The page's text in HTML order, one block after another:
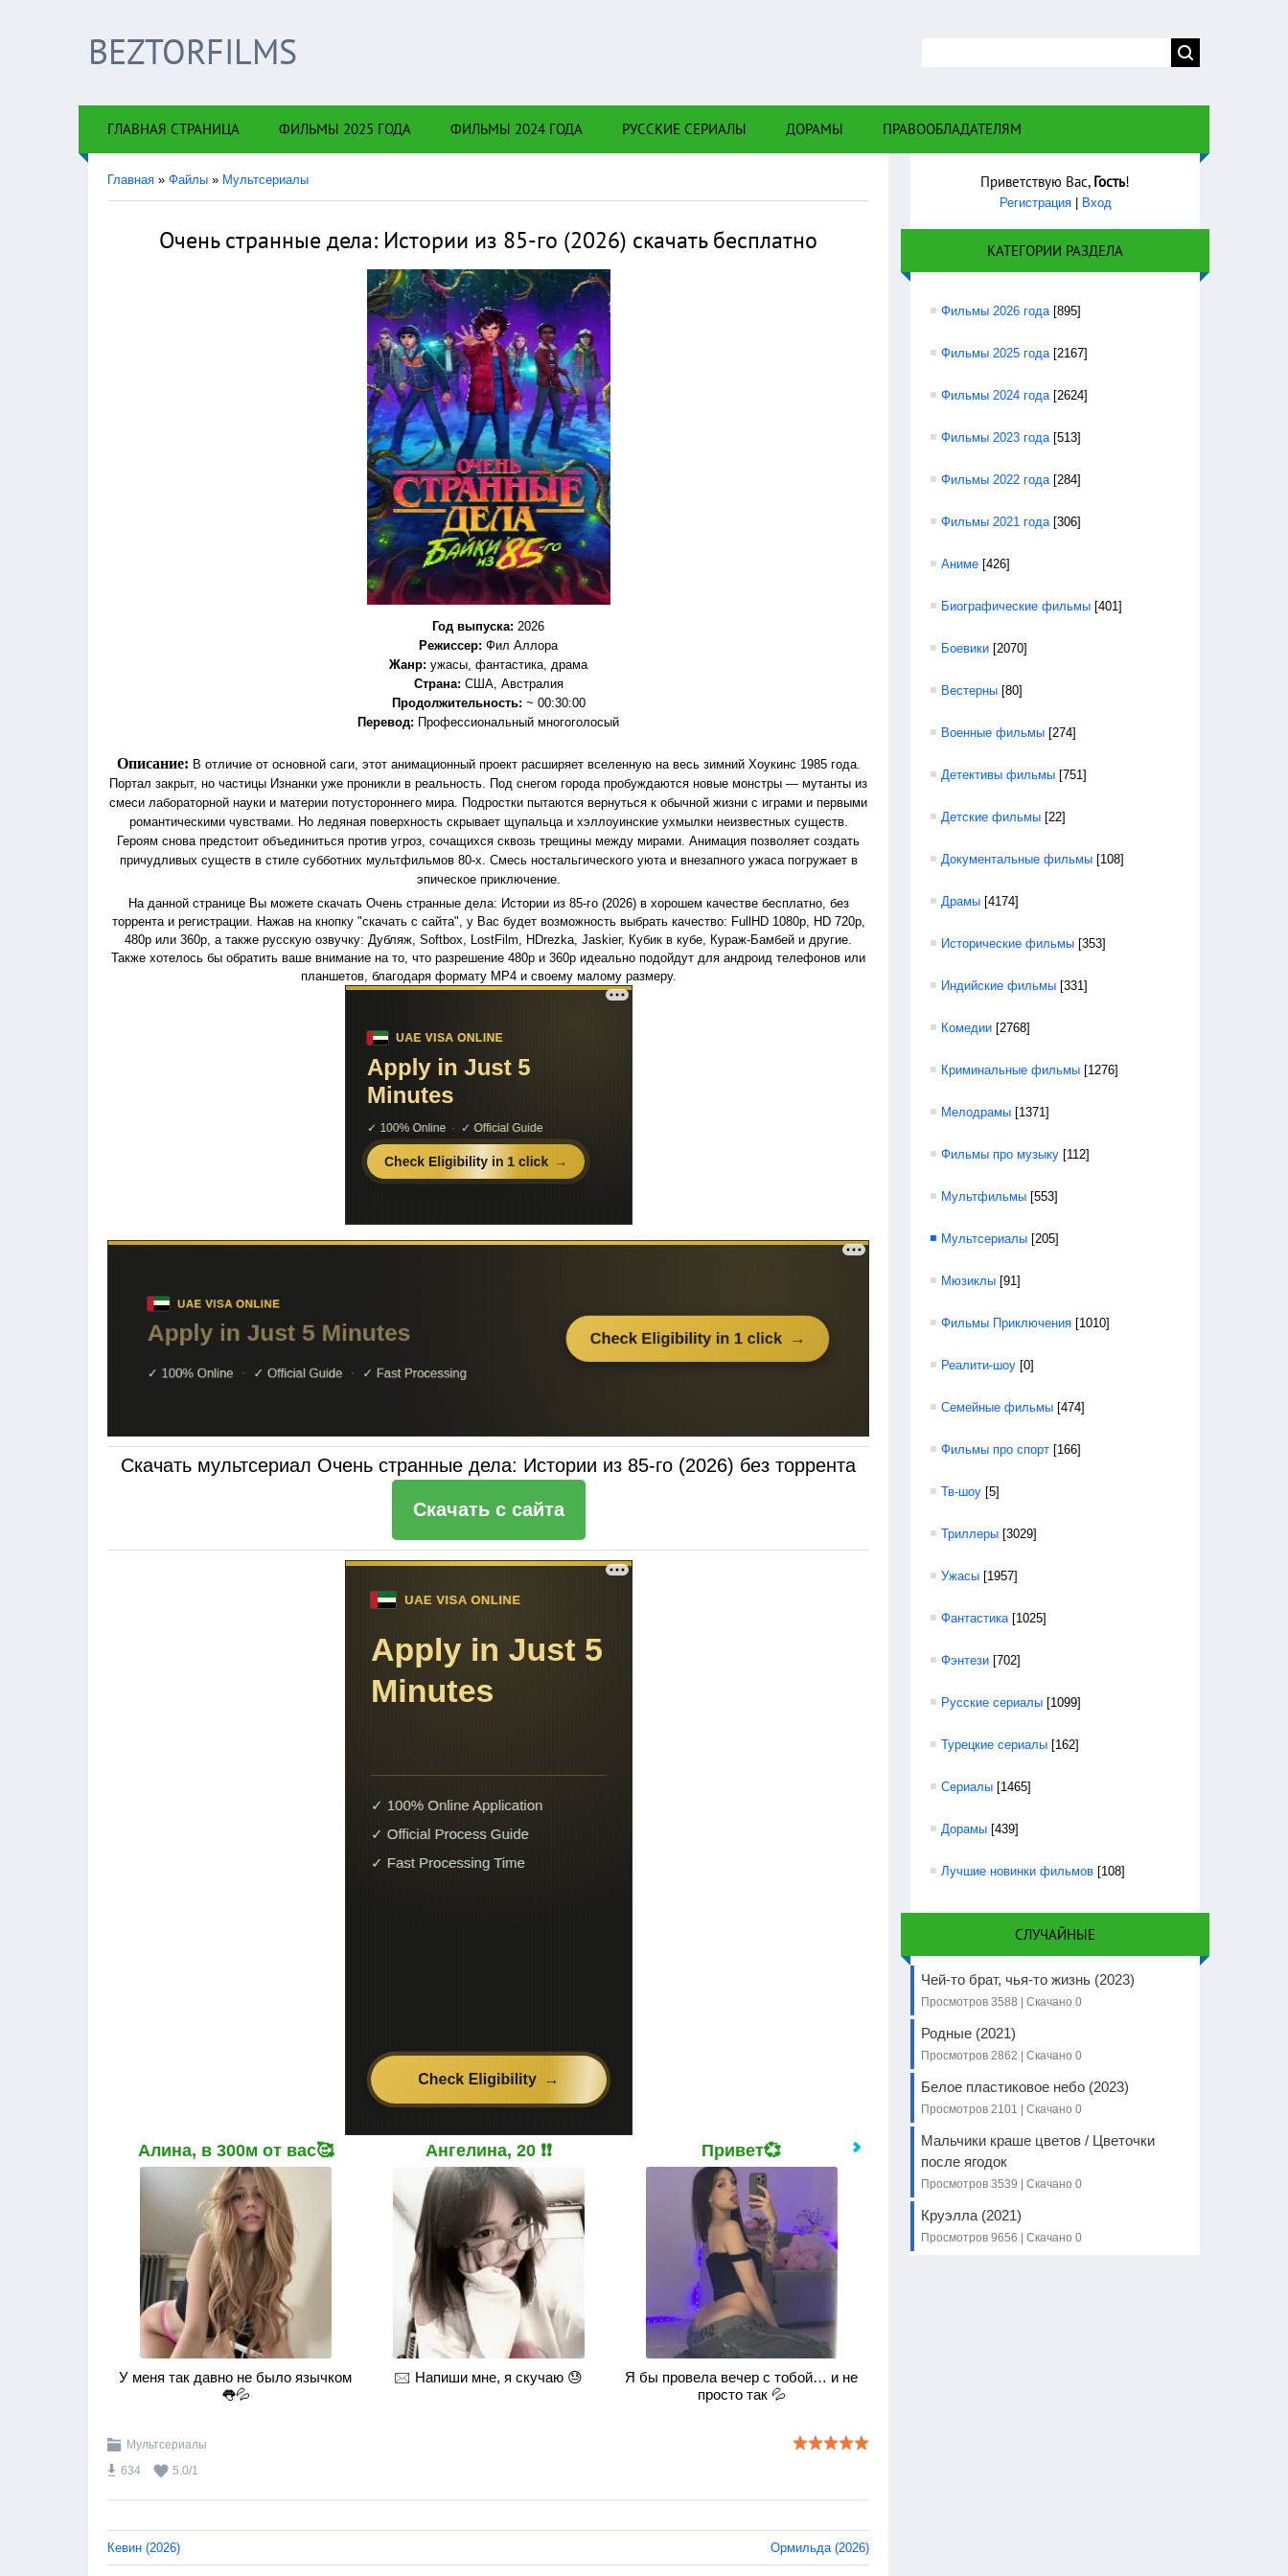
BEZTORFILMS
ГЛАВНАЯ СТРАНИЦА ФИЛЬМЫ 2025 ГОДА ФИЛЬМЫ 2024 ГОДА РУССКИЕ СЕРИАЛЫ ДОРАМЫ ПРАВООБЛАДАТЕЛЯМ
Главная » Файлы » Мультсериалы
Очень странные дела: Истории из 85-го (2026) скачать бесплатно
Год выпуска: 2026
Режиссер: Фил Аллора
Жанр: ужасы, фантастика, драма
Страна: США, Австралия
Продолжительность: ~ 00:30:00
Перевод: Профессиональный многоголосый
Описание: В отличие от основной саги, этот анимационный проект расширяет вселенную на весь зимний Хоукинс 1985 года.
Портал закрыт, но частицы Изнанки уже проникли в реальность. Под снегом города пробуждаются новые монстры — мутанты из
смеси лабораторной науки и материи потустороннего мира. Подростки пытаются вернуться к обычной жизни с играми и первыми
романтическими чувствами. Но ледяная поверхность скрывает щупальца и хэллоуинские ухмылки неизвестных существ.
Героям снова предстоит объединиться против угроз, сочащихся сквозь трещины между мирами. Анимация позволяет создать
причудливых существ в стиле субботних мультфильмов 80-х. Смесь ностальгического уюта и внезапного ужаса погружает в
эпическое приключение.
На данной странице Вы можете скачать Очень странные дела: Истории из 85-го (2026) в хорошем качестве бесплатно, без
торрента и регистрации. Нажав на кнопку "скачать с сайта", у Вас будет возможность выбрать качество: FullHD 1080p, HD 720p,
480p или 360p, а также русскую озвучку: Дубляж, Softbox, LostFilm, HDrezka, Jaskier, Кубик в кубе, Кураж-Бамбей и другие.
Также хотелось бы обратить ваше внимание на то, что разрешение 480p и 360p идеально подойдут для андроид телефонов или
планшетов, благодаря формату MP4 и своему малому размеру.
Скачать мультсериал Очень странные дела: Истории из 85-го (2026) без торрента
Нажмите на в плеере
!!!Если Вы с телефона сперва нажмите на троеточие в правом
Скачать c сайта
Алина, в 300м от вас🥰
У меня так давно не было язычком
👅💦
Ангелина, 20 ❗❗
🖂 Напиши мне, я скучаю 😓
Привет💞
Я бы провела вечер с тобой… и не
просто так 💦
Мультсериалы
634
5.0/1
Кевин (2026) Ормильда (2026)
Приветствую Вас, Гость!
Регистрация| Вход
КАТЕГОРИИ РАЗДЕЛА
Фильмы 2026 года [895]
Фильмы 2025 года [2167]
Фильмы 2024 года [2624]
Фильмы 2023 года [513]
Фильмы 2022 года [284]
Фильмы 2021 года [306]
Аниме [426]
Биографические фильмы [401]
Боевики [2070]
Вестерны [80]
Военные фильмы [274]
Детективы фильмы [751]
Детские фильмы [22]
Документальные фильмы [108]
Драмы [4174]
Исторические фильмы [353]
Индийские фильмы [331]
Комедии [2768]
Криминальные фильмы [1276]
Мелодрамы [1371]
Фильмы про музыку [112]
Мультфильмы [553]
Мультсериалы [205]
Мюзиклы [91]
Фильмы Приключения [1010]
Реалити-шоу [0]
Семейные фильмы [474]
Фильмы про спорт [166]
Тв-шоу [5]
Триллеры [3029]
Ужасы [1957]
Фантастика [1025]
Фэнтези [702]
Русские сериалы [1099]
Турецкие сериалы [162]
Сериалы [1465]
Дорамы [439]
Лучшие новинки фильмов [108]
СЛУЧАЙНЫЕ
Чей-то брат, чья-то жизнь (2023)
Просмотров 3588 | Скачано 0
Родные (2021)
Просмотров 2862 | Скачано 0
Белое пластиковое небо (2023)
Просмотров 2101 | Скачано 0
Мальчики краше цветов / Цветочки
после ягодок
Просмотров 3539 | Скачано 0
Круэлла (2021)
Просмотров 9656 | Скачано 0